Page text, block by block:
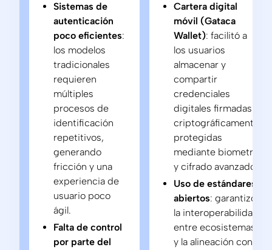
Sistemas de
autenticación
poco eficientes:
los modelos
tradicionales
requieren
múltiples
procesos de
identificación
repetitivos,
generando
fricción y una
experiencia de
usuario poco
ágil.
Falta de control
por parte del
Cartera digital
móvil (Gataca
Wallet): facilitó a
los usuarios
almacenar y
compartir
credenciales
digitales firmadas
criptográficamente,
protegidas
mediante biometría
y cifrado avanzado.
Uso de estándares
abiertos: garantizó
la interoperabilidad
entre ecosistemas
y la alineación con